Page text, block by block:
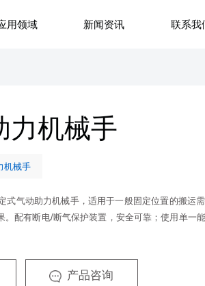
用领域 新闻资讯 联系我
力机械手
机械手
式气动助力机械手，适用于一般固定位置的搬运
。配有断电/断气保护装置，安全可靠；使用单一
产品咨询